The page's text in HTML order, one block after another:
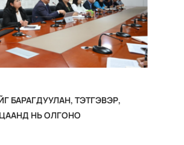
БАРАГДУУЛАН, ТЭТГЭВЭР,
НЬ ОЛГОНО